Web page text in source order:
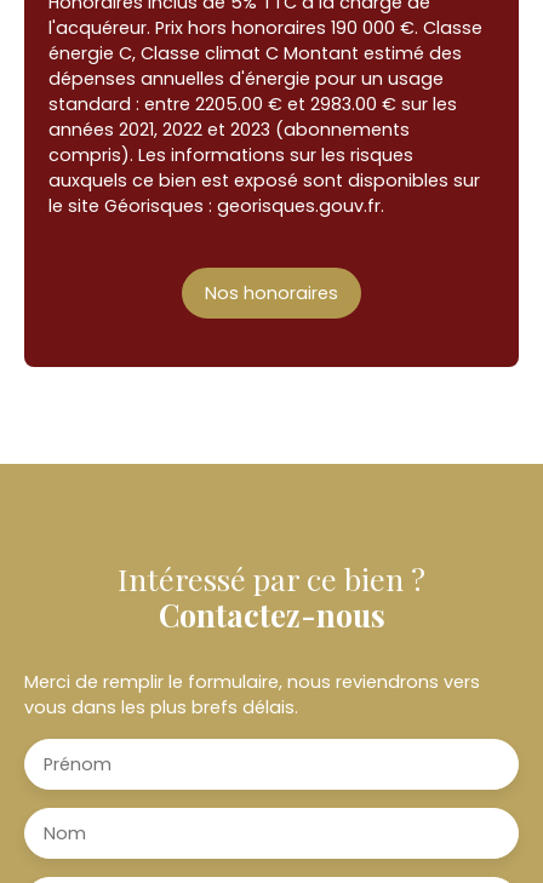
l'acquéreur. Prix hors honoraires 190 000 €. Classe
énergie C, Classe climat C Montant estimé des
dépenses annuelles d'énergie pour un usage
standard : entre 2205.00 € et 2983.00 € sur les
années 2021, 2022 et 2023 (abonnements
compris). Les informations sur les risques
auxquels ce bien est exposé sont disponibles sur
le site Géorisques : georisques.gouv.fr.
Nos honoraires
Intéressé par ce bien ?
Contactez-nous
Merci de remplir le formulaire, nous reviendrons vers
vous dans les plus brefs délais.
Prénom
Nom